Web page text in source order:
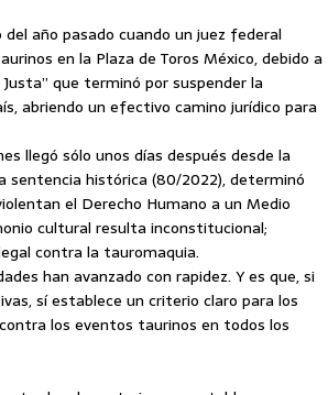
año pasado cuando un juez federal
en la Plaza de Toros México, debido a
que terminó por suspender la
abriendo un efectivo camino jurídico para
llegó sólo unos días después desde la
sentencia histórica (80/2022), determinó
el Derecho Humano a un Medio
cultural resulta inconstitucional;
contra la tauromaquia.
han avanzado con rapidez. Y es que, si
sí establece un criterio claro para los
los eventos taurinos en todos los